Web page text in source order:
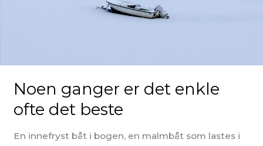
Noen ganger er det enkle
ofte det beste
En innefryst båt i bogen, en malmbåt som lastes i